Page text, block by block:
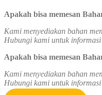
Apakah bisa memesan
Kami menyediakan bahan
Hubungi kami untuk
Apakah bisa memesan
Kami menyediakan bahan
Hubungi kami untuk